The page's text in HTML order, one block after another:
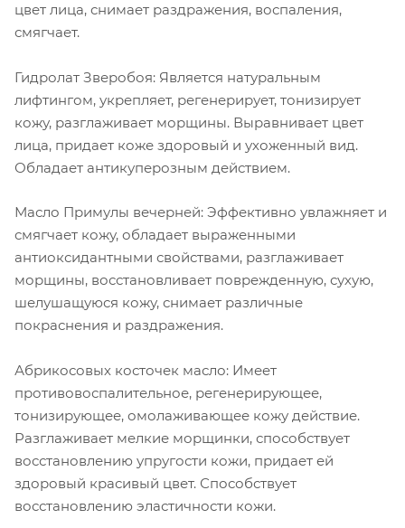
цвет лица, снимает раздражения, воспаления,
смягчает.
Гидролат Зверобоя: Является натуральным
лифтингом, укрепляет, регенерирует, тонизирует
кожу, разглаживает морщины. Выравнивает цвет
лица, придает коже здоровый и ухоженный вид.
Обладает антикуперозным действием.
Масло Примулы вечерней: Эффективно увлажняет и
смягчает кожу, обладает выраженными
антиоксидантными свойствами, разглаживает
морщины, восстановливает поврежденную, сухую,
шелушащуюся кожу, снимает различные
покраснения и раздражения.
Абрикосовых косточек масло: Имеет
противовоспалительное, регенерирующее,
тонизирующее, омолаживающее кожу действие.
Разглаживает мелкие морщинки, способствует
восстановлению упругости кожи, придает ей
здоровый красивый цвет. Способствует
восстановлению эластичности кожи.